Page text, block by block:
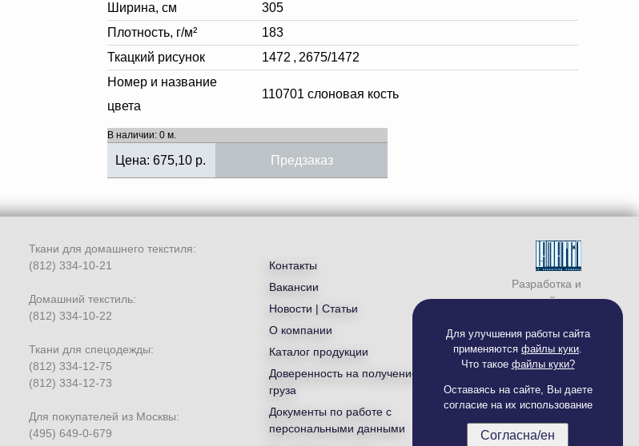
Для улучшения работы сайта
применяются файлы куки.
Что такое файлы куки?
Оставаясь на сайте, Вы даете
согласие на их использование
Согласна/ен
Ширина, см
305
Плотность, г/м²
183
Ткацкий рисунок
1472 , 2675/1472
Номер и название
цвета
110701 слоновая кость
В наличии: 0 м.
Цена: 675,10 р. Предзаказ
Разработка и
продвижение сайта —
Ткани для домашнего текстиля:
(812) 334-10-21
Домашний текстиль:
(812) 334-10-22
Ткани для спецодежды:
(812) 334-12-75
(812) 334-12-73
Для покупателей из Москвы:
(495) 649-0-679
Контакты
Вакансии
Новости | Статьи
О компании
Каталог продукции
Доверенность на получение
груза
Документы по работе с
персональными данными